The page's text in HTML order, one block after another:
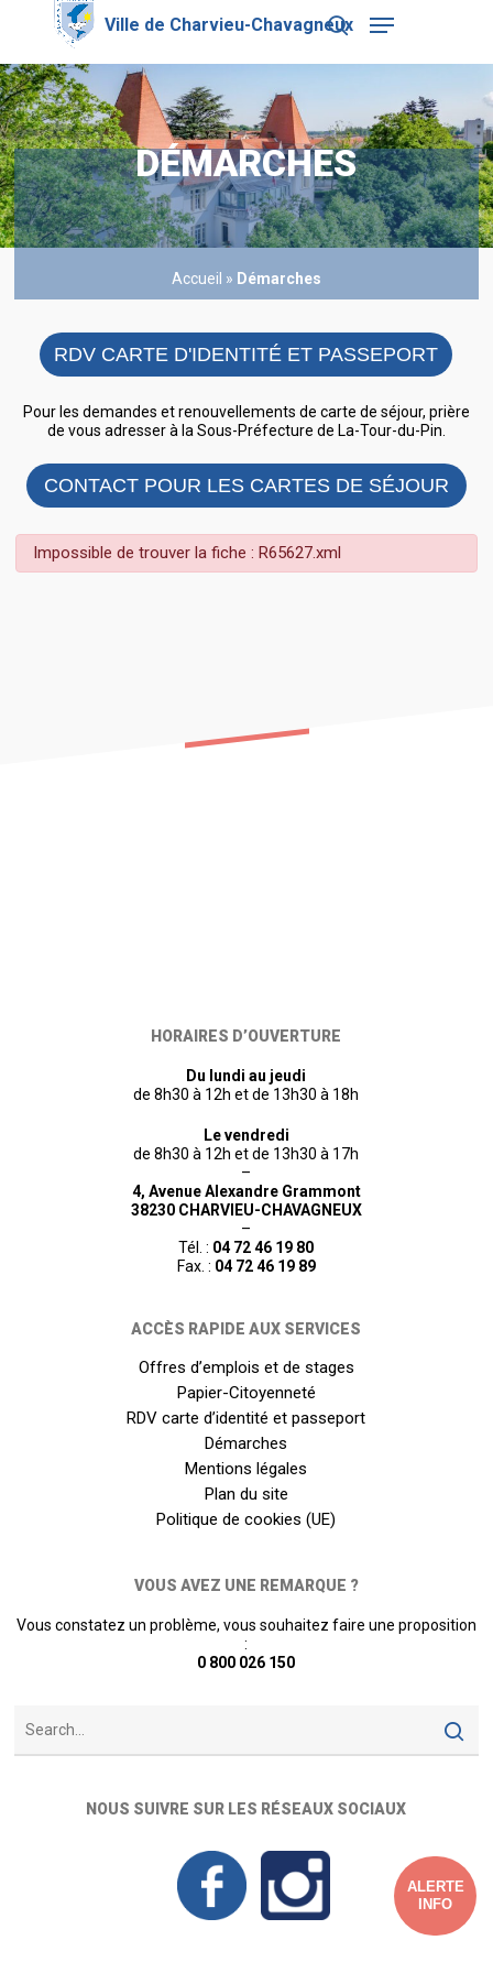
content
search
Menu
DÉMARCHES
Accueil » Démarches
RDV CARTE D'IDENTITÉ ET PASSEPORT
Pour les demandes et renouvellements de carte de séjour, prière
de vous adresser à la Sous-Préfecture de La-Tour-du-Pin.
CONTACT POUR LES CARTES DE SÉJOUR
Impossible de trouver la fiche : R65627.xml
HORAIRES D’OUVERTURE
Du lundi au jeudi
de 8h30 à 12h et de 13h30 à 18h
Le vendredi
de 8h30 à 12h et de 13h30 à 17h
–
4, Avenue Alexandre Grammont
38230 CHARVIEU-CHAVAGNEUX
–
Tél. : 04 72 46 19 80
Fax. : 04 72 46 19 89
ACCÈS RAPIDE AUX SERVICES
Offres d’emplois et de stages
Papier-Citoyenneté
RDV carte d’identité et passeport
Démarches
Mentions légales
Plan du site
Politique de cookies (UE)
VOUS AVEZ UNE REMARQUE ?
Vous constatez un problème, vous souhaitez faire une proposition
:
0 800 026 150
NOUS SUIVRE SUR LES RÉSEAUX SOCIAUX
Close
ALERTE
INFO